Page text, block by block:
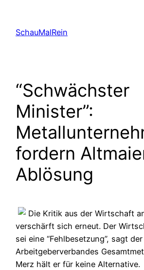
content
SchauMalRein
“Schwächster
Minister”:
fordern
Ablösung
Die Kritik aus der Wirtschaft
verschärft sich erneut. Der
sei eine “Fehlbesetzung”, sagt
Arbeitgeberverbandes
Merz hält er für keine Alternative.